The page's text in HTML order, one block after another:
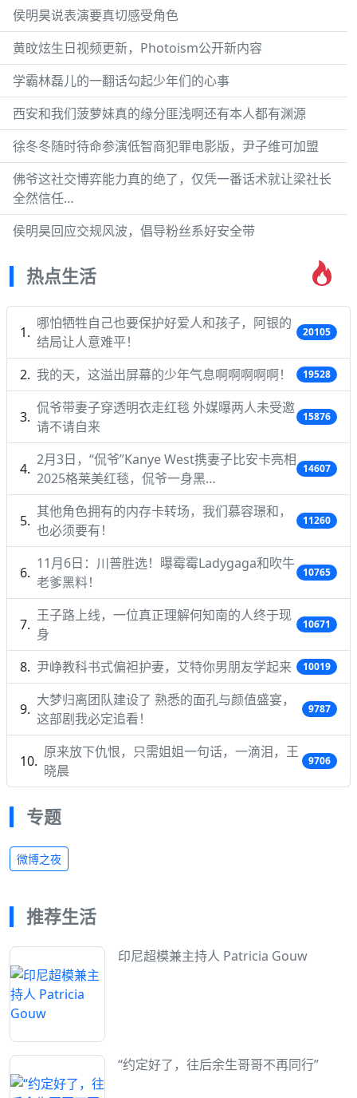
侯明昊说表演要真切感受角色
黄旼炫生日视频更新，Photoism公开新内容
学霸林磊儿的一翻话勾起少年们的心事
西安和我们菠萝妹真的缘分匪浅啊还有本人都有渊源
徐冬冬随时待命参演低智商犯罪电影版，尹子维可加盟
佛爷这社交博弈能力真的绝了，仅凭一番话术就让梁社长
全然信任…
侯明昊回应交规风波，倡导粉丝系好安全带
热点生活
哪怕牺牲自己也要保护好爱人和孩子，阿银的
结局让人意难平！
20105
我的天，这溢出屏幕的少年气息啊啊啊啊啊！ 19528
侃爷带妻子穿透明衣走红毯 外媒曝两人未受邀
请不请自来
15876
2月3日，“侃爷”Kanye West携妻子比安卡亮相
2025格莱美红毯，侃爷一身黑…
14607
其他角色拥有的内存卡转场，我们慕容璟和，
也必须要有！
11260
11月6日：川普胜选！曝霉霉Ladygaga和吹牛
老爹黑料！
10765
王子路上线，一位真正理解何知南的人终于现
身
10671
尹峥教科书式偏袒护妻，艾特你男朋友学起来 10019
大梦归离团队建设了 熟悉的面孔与颜值盛宴，
这部剧我必定追看！
9787
原来放下仇恨，只需姐姐一句话，一滴泪，王
晓晨
9706
专题
微博之夜
推荐生活
印尼超模兼主持人 Patricia Gouw
“约定好了，往后余生哥哥不再同行”